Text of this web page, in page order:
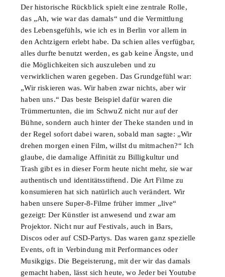
Der historische Rückblick spielt eine zentrale Rolle,
das „Ah, wie war das damals“ und die Vermittlung
des Lebensgefühls, wie ich es in Berlin vor allem in
den Achtzigern erlebt habe. Da schien alles verfügbar,
alles durfte benutzt werden, es gab keine Ängste, und
die Möglichkeiten sich auszuleben und zu
verwirklichen waren gegeben. Das Grundgefühl war:
„Wir riskieren was. Wir haben zwar nichts, aber wir
haben uns.“ Das beste Beispiel dafür waren die
Trümmertunten, die im SchwuZ nicht nur auf der
Bühne, sondern auch hinter der Theke standen und in
der Regel sofort dabei waren, sobald man sagte: „Wir
drehen morgen einen Film, willst du mitmachen?“ Ich
glaube, die damalige Affinität zu Billigkultur und
Trash gibt es in dieser Form heute nicht mehr, sie war
authentisch und identitätsstiftend. Die Art Filme zu
konsumieren hat sich natürlich auch verändert. Wir
haben unsere Super-8-Filme früher immer „live“
gezeigt: Der Künstler ist anwesend und zwar am
Projektor. Nicht nur auf Festivals, auch in Bars,
Discos oder auf CSD-Partys. Das waren ganz spezielle
Events, oft in Verbindung mit Performances oder
Musikgigs. Die Begeisterung, mit der wir das damals
gemacht haben, lässt sich heute, wo Jeder bei Youtube